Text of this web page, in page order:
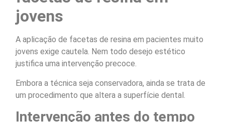
jovens
A aplicação de facetas de resina em pacientes muito
jovens exige cautela. Nem todo desejo estético
justifica uma intervenção precoce.
Embora a técnica seja conservadora, ainda se trata de
um procedimento que altera a superfície dental.
Intervenção antes do tempo